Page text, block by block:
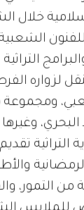
خلال
لزواره
ومجموعة
التراثية
من التمور،